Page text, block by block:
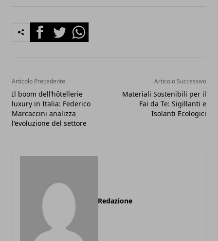
FacebookTwitterWhatsapp
Articolo Precedente
Il boom dell’hôtellerie
luxury in Italia: Federico
Marcaccini analizza
l'evoluzione del settore
Articolo Successivo
Materiali Sostenibili per il
Fai da Te: Sigillanti e
Isolanti Ecologici
Redazione